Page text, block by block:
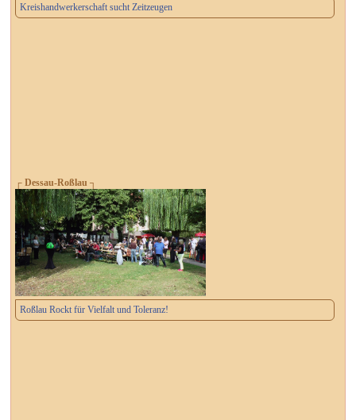
Kreishandwerkerschaft sucht Zeitzeugen
┌ Dessau-Roßlau ┐
Roßlau Rockt für Vielfalt und Toleranz!